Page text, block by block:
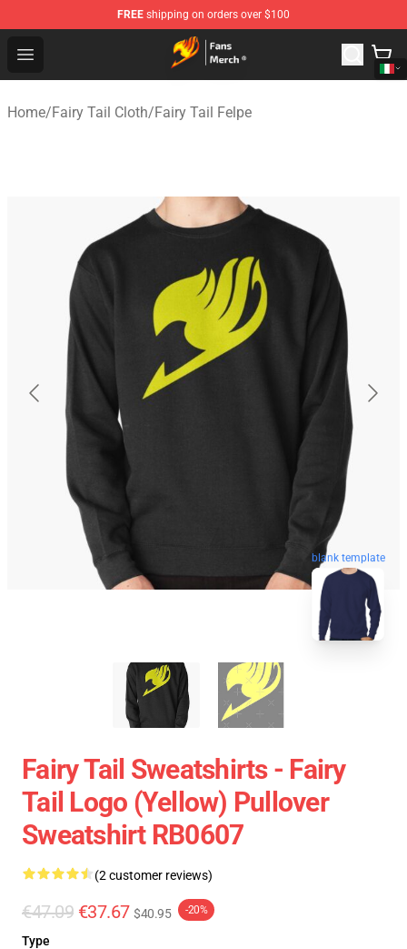
FREE shipping on orders over $100
Open menu
Fairy Tail Store - Official Fairy Tail Merchandise Shop
Home/Fairy Tail Cloth/Fairy Tail Felpe
blank template
Fairy Tail Sweatshirts - Fairy
Tail Logo (Yellow) Pullover
Sweatshirt RB0607
(2 customer reviews)
€47.09 €37.67 $40.95 -20%
Type